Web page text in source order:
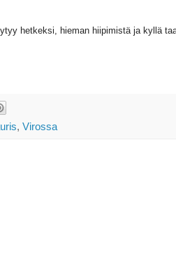
hetkeksi, hieman hiipimistä ja kyllä
, Virossa